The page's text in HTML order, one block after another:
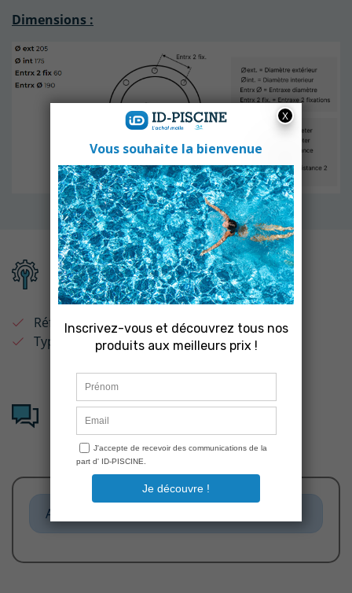
Dimensions :
Fiche technique
Référence :PDFX9737
Type de produit :Bride
Avis clients sur : Bride PDFX9737
bonde de fond Cofies HAYWARD
Aucun avis n'a été publié pour le moment.